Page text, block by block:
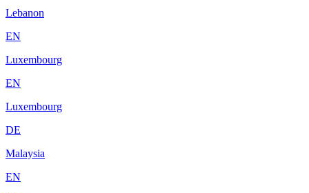
Lebanon
EN
Luxembourg
EN
Luxembourg
DE
Malaysia
EN